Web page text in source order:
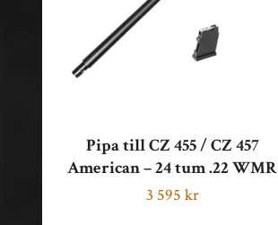
Pipa till CZ 455 / CZ 457
American – 24 tum .22 WMR
3 595 kr